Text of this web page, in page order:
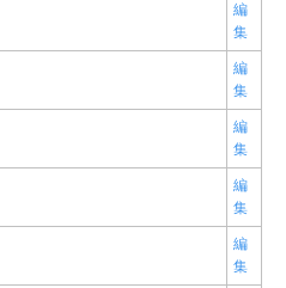
編
集
編
集
編
集
編
集
編
集